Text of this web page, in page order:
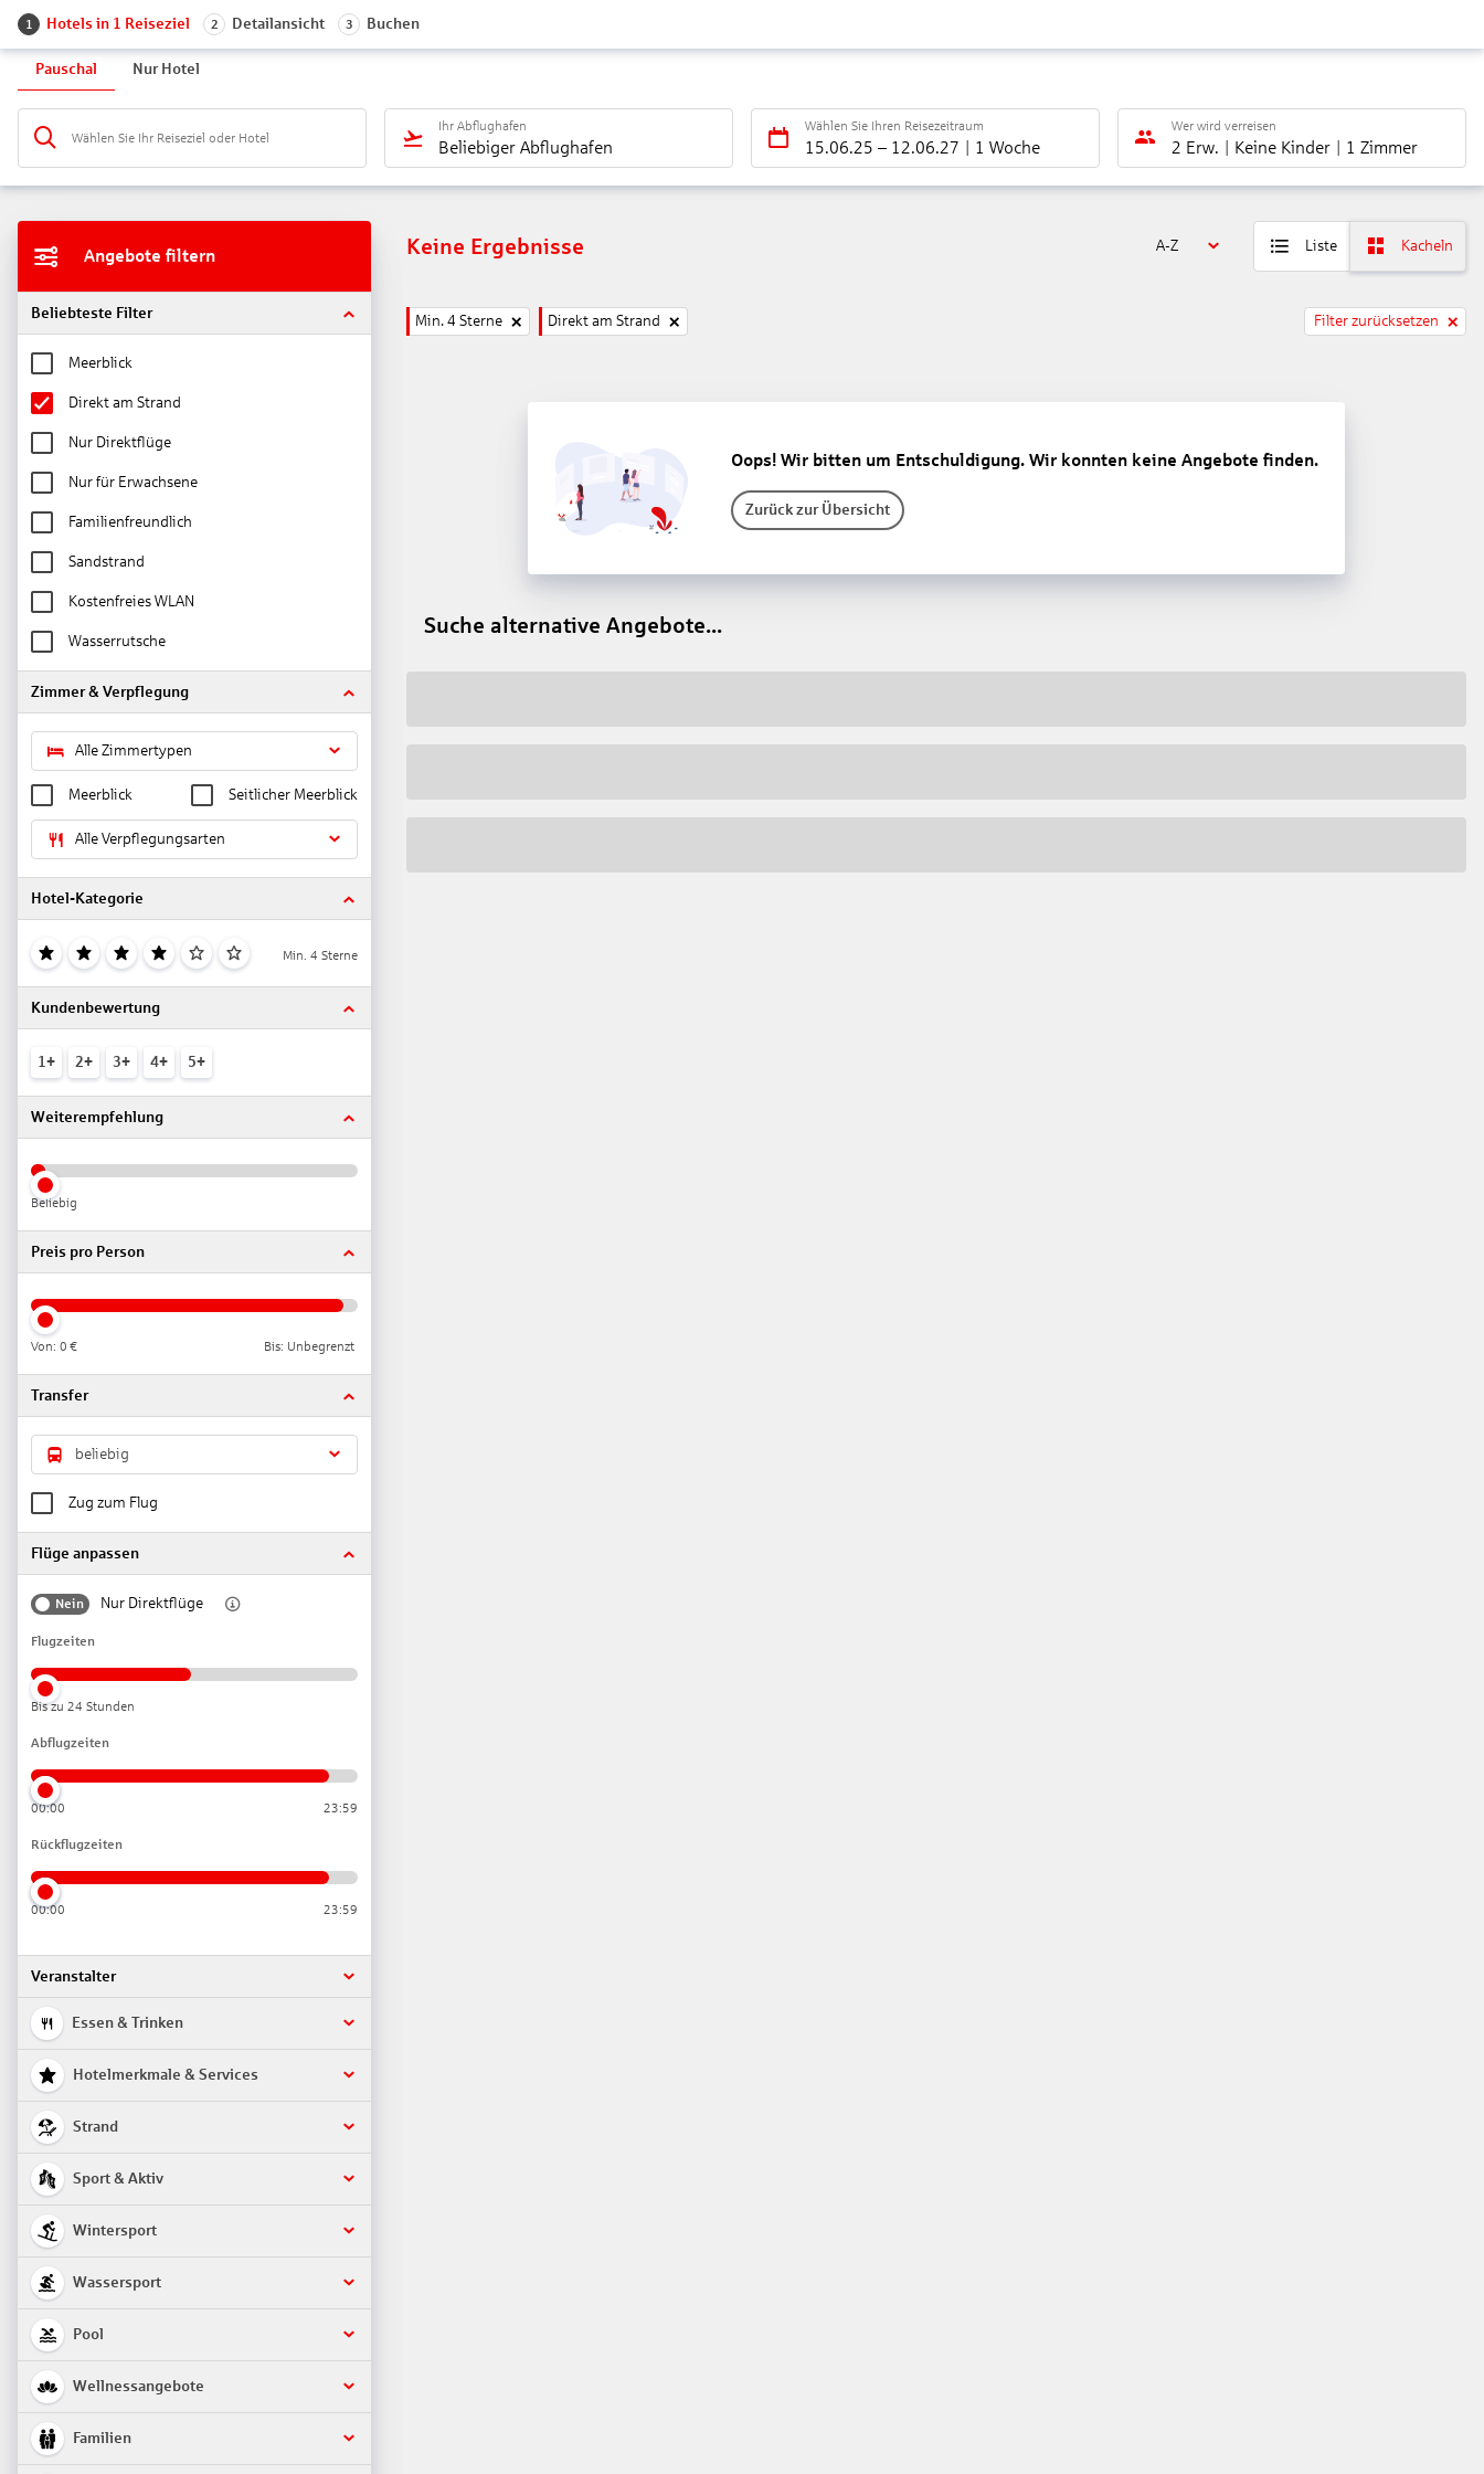
1 Hotels in 1 Reiseziel 2 Detailansicht 3 Buchen
Pauschal Nur Hotel
Wählen Sie Ihr Reiseziel oder Hotel
Ihr Abflughafen
Beliebiger Abflughafen
Wählen Sie Ihren Reisezeitraum
15.06.25 – 12.06.27 1 Woche
Wer wird verreisen
2 Erw. Keine Kinder 1 Zimmer
Angebote filtern
Beliebteste Filter
Meerblick
Direkt am Strand
Nur Direktflüge
Nur für Erwachsene
Familienfreundlich
Sandstrand
Kostenfreies WLAN
Wasserrutsche
Zimmer & Verpflegung
Alle Zimmertypen
Meerblick Seitlicher Meerblick
Alle Verpflegungsarten
Hotel-Kategorie
Min. 4 Sterne
Kundenbewertung
1+ 2+ 3+ 4+ 5+
Weiterempfehlung
Beliebig
Preis pro Person
Von: 0 € Bis: Unbegrenzt
Transfer
beliebig
Zug zum Flug
Flüge anpassen
Nein Nur Direktflüge
Flugzeiten
Bis zu 24 Stunden
Abflugzeiten
00:00 23:59
Rückflugzeiten
00:00 23:59
Veranstalter
Essen & Trinken
Hotelmerkmale & Services
Strand
Sport & Aktiv
Wintersport
Wassersport
Pool
Wellnessangebote
Familien
Keine Ergebnisse A-Z Liste Kacheln
Min. 4 Sterne Direkt am Strand Filter zurücksetzen
Oops! Wir bitten um Entschuldigung. Wir konnten keine Angebote finden.
Zurück zur Übersicht
Suche alternative Angebote...